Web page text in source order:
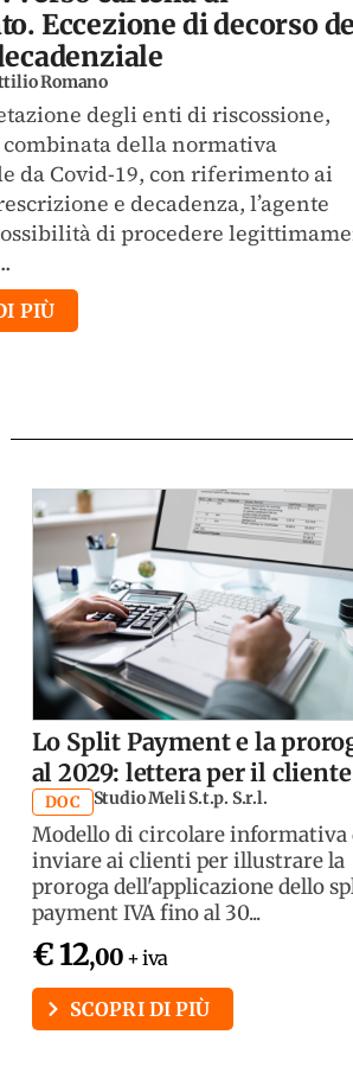
Eccezione di decorso
Romano
degli enti di riscossione,
della normativa
da Covid-19, con riferimento ai
e decadenza, l’agente
di procedere
PIÙ
Lo Split Payment e la
al 2029: lettera per il cliente
DOC Studio Meli S.t.p. S.r.l.
Modello di circolare informativa
inviare ai clienti per illustrare la
proroga dell'applicazione dello
payment IVA fino al 30...
€ 12,00 + iva
SCOPRI DI PIÙ